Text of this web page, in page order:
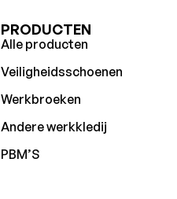
PRODUCTEN
Alle producten
Veiligheidsschoenen
Werkbroeken
Andere werkkledij
PBM’S